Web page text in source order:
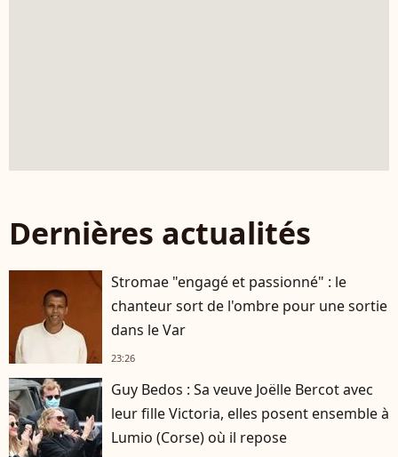
Dernières actualités
Stromae "engagé et passionné" : le
chanteur sort de l'ombre pour une sortie
dans le Var
23:26
Guy Bedos : Sa veuve Joëlle Bercot avec
leur fille Victoria, elles posent ensemble à
Lumio (Corse) où il repose